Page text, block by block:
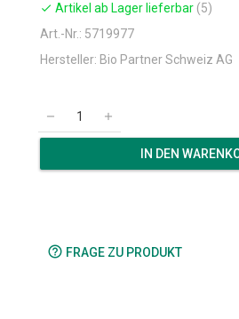
check Artikel ab Lager lieferbar (5)
Art.-Nr.: 5719977
Hersteller: Bio Partner Schweiz AG
remove add
IN DEN
help_outline FRAGE ZU PRODUKT